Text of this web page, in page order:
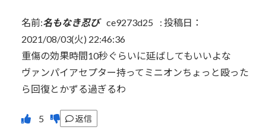
名前:名もなき忍び ce9273d25 : 投稿日：
2021/08/03(火) 22:46:36
重傷の効果時間10秒ぐらいに延ばしてもいいよな
ヴァンパイアセプター持ってミニオンちょっと殴った
ら回復とかずる過ぎるわ
返信